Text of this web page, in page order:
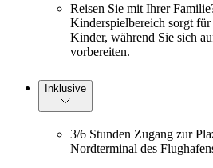
Reisen Sie mit Ihrer
Kinderspielbereich sorgt
Kinder, während Sie sich
vorbereiten.
Inklusive
3/6 Stunden Zugang zur
Nordterminal des